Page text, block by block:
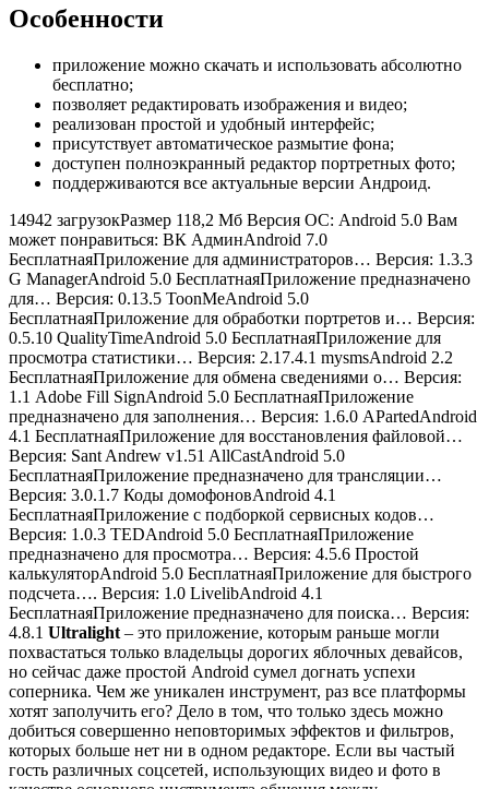
Особенности
приложение можно скачать и использовать абсолютно
бесплатно;
позволяет редактировать изображения и видео;
реализован простой и удобный интерфейс;
присутствует автоматическое размытие фона;
доступен полноэкранный редактор портретных фото;
поддерживаются все актуальные версии Андроид.
14942 загрузокРазмер 118,2 Мб Версия ОС: Android 5.0 Вам
может понравиться: ВК АдминAndroid 7.0
БесплатнаяПриложение для администраторов… Версия: 1.3.3
G ManagerAndroid 5.0 БесплатнаяПриложение предназначено
для… Версия: 0.13.5 ToonMeAndroid 5.0
БесплатнаяПриложение для обработки портретов и… Версия:
0.5.10 QualityTimeAndroid 5.0 БесплатнаяПриложение для
просмотра статистики… Версия: 2.17.4.1 mysmsAndroid 2.2
БесплатнаяПриложение для обмена сведениями о… Версия:
1.1 Adobe Fill SignAndroid 5.0 БесплатнаяПриложение
предназначено для заполнения… Версия: 1.6.0 APartedAndroid
4.1 БесплатнаяПриложение для восстановления файловой…
Версия: Sant Andrew v1.51 AllCastAndroid 5.0
БесплатнаяПриложение предназначено для трансляции…
Версия: 3.0.1.7 Коды домофоновAndroid 4.1
БесплатнаяПриложение с подборкой сервисных кодов…
Версия: 1.0.3 TEDAndroid 5.0 БесплатнаяПриложение
предназначено для просмотра… Версия: 4.5.6 Простой
калькуляторAndroid 5.0 БесплатнаяПриложение для быстрого
подсчета…. Версия: 1.0 LivelibAndroid 4.1
БесплатнаяПриложение предназначено для поиска… Версия:
4.8.1 Ultralight – это приложение, которым раньше могли
похвастаться только владельцы дорогих яблочных девайсов,
но сейчас даже простой Android сумел догнать успехи
соперника. Чем же уникален инструмент, раз все платформы
хотят заполучить его? Дело в том, что только здесь можно
добиться совершенно неповторимых эффектов и фильтров,
которых больше нет ни в одном редакторе. Если вы частый
гость различных соцсетей, использующих видео и фото в